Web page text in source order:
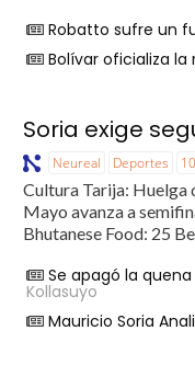
Robatto sufre un
Bolívar oficializa la
Soria exige
Neureal Deportes
Cultura Tarija: Huelga
Mayo avanza a
Bhutanese Food: 25
Se apagó la
Kollasuyo
Mauricio Soria